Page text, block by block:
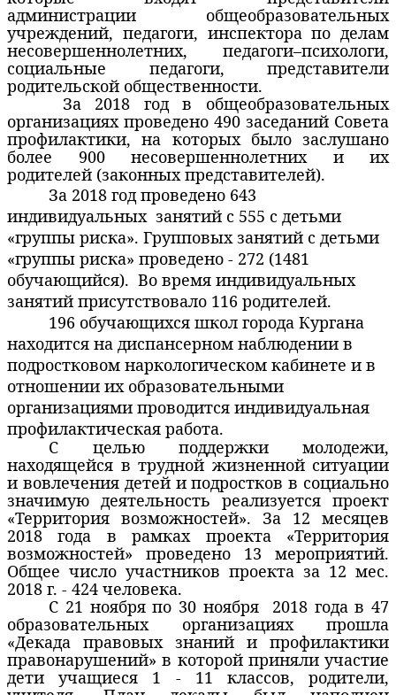
администрации общеобразовательных
учреждений, педагоги, инспектора по делам
несовершеннолетних, педагоги–психологи,
социальные педагоги, представители
родительской общественности.
За 2018 год в общеобразовательных
организациях проведено 490 заседаний Совета
профилактики, на которых было заслушано
более 900 несовершеннолетних и их
родителей (законных представителей).
За 2018 год проведено 643
индивидуальных занятий с 555 с детьми
«группы риска». Групповых занятий с детьми
«группы риска» проведено - 272 (1481
обучающийся). Во время индивидуальных
занятий присутствовало 116 родителей.
196 обучающихся школ города Кургана
находится на диспансерном наблюдении в
подростковом наркологическом кабинете и в
отношении их образовательными
организациями проводится индивидуальная
профилактическая работа.
С целью поддержки молодежи,
находящейся в трудной жизненной ситуации
и вовлечения детей и подростков в социально
значимую деятельность реализуется проект
«Территория возможностей». За 12 месяцев
2018 года в рамках проекта «Территория
возможностей» проведено 13 мероприятий.
Общее число участников проекта за 12 мес.
2018 г. - 424 человека.
С 21 ноября по 30 ноября
2018 года в 47
образовательных организациях прошла
«Декада правовых знаний и профилактики
правонарушений» в которой приняли участие
дети учащиеся 1 - 11 классов, родители,